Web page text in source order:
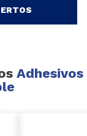
Adhesivos